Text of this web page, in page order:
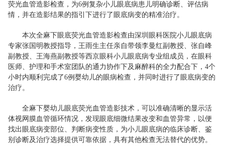
荧光血管造影检查，为6例复杂小儿眼底病患儿明确诊断、评估病
情，并在造影结果的指引下进行了眼底病变的精准治疗。
本次全麻下眼底荧光血管造影检查由深圳眼科医院小儿眼底病
专家张国明教授指导，王雨生主任亲自带领李曼红副教授、张自峰
副教授、王海燕副教授等西京眼科小儿眼底病专业组成员，在眼科
医师、护理和手术室团队的通力协作下及麻醉科的全力配合下，4个
小时内顺利完成了6例婴幼儿的眼病检查，并同时进行了眼底病变的
治疗。
全麻下婴幼儿眼底荧光血管造影技术，可以准确清晰的显示活
体视网膜血管循环情况，发现眼底细微结果改变和血管异常，以便
找出眼底病变部位、判断病变性质，为小儿眼底病的临床诊断、鉴
别诊断及治疗选择提供可靠依据，具有其他检查无法替代的优势。